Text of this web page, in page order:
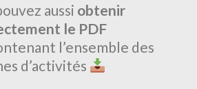
aussi obtenir
le PDF
l’ensemble des
d’activités